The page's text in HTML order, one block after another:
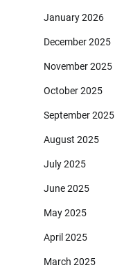
January 2026
December 2025
November 2025
October 2025
September 2025
August 2025
July 2025
June 2025
May 2025
April 2025
March 2025